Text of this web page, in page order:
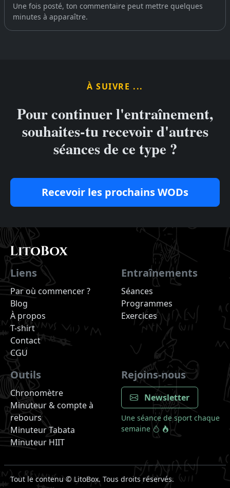
Une fois posté, ton commentaire peut mettre quelques
minutes à apparaître.
À SUIVRE ...
Pour continuer l'entraînement,
souhaites-tu recevoir d'autres
séances de ce type ?
Recevoir les prochains WODs
Liens
Par où commencer ?
Blog
À propos
T-shirt
Contact
CGU
Entraînements
Séances
Programmes
Exercices
Outils
Chronomètre
Minuteur & compte à
rebours
Minuteur Tabata
Minuteur HIIT
Rejoins-nous
Newsletter
Une séance de sport chaque
semaine
Tout le contenu ©LitoBox. Tous droits réservés.